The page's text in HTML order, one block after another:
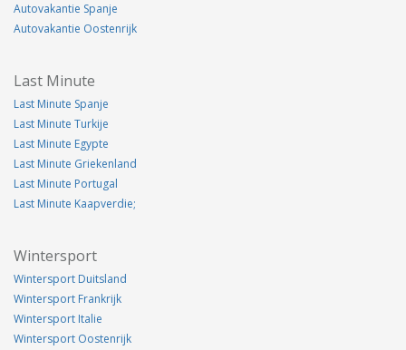
Autovakantie Spanje
Autovakantie Oostenrijk
Last Minute
Last Minute Spanje
Last Minute Turkije
Last Minute Egypte
Last Minute Griekenland
Last Minute Portugal
Last Minute Kaapverdie;
Wintersport
Wintersport Duitsland
Wintersport Frankrijk
Wintersport Italie
Wintersport Oostenrijk